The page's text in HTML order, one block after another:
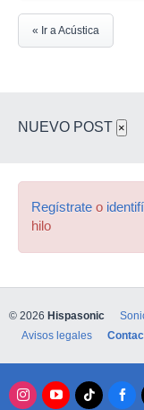
« Ir a Acústica
NUEVO POST ×
Regístrate o
hilo
© 2026 Hispasonic
Avisos legales